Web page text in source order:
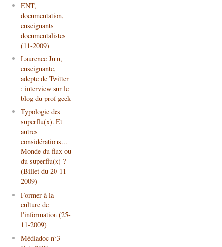
ENT,
documentation,
enseignants
documentalistes
(11-2009)
Laurence Juin,
enseignante,
adepte de Twitter
: interview sur le
blog du prof geek
Typologie des
superflu(x). Et
autres
considérations...
Monde du flux ou
du superflu(x) ?
(Billet du 20-11-
2009)
Former à la
culture de
l'information (25-
11-2009)
Médiadoc n°3 -